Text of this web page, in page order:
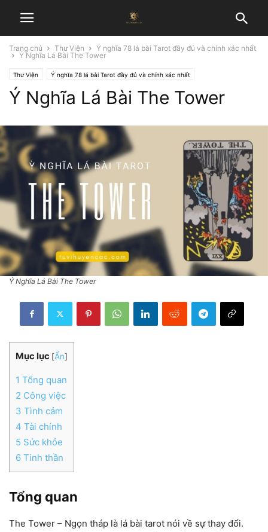
Trang chủ Thư Viện
Ý nghĩa 78 lá bài Tarot đầy đủ và chính xác nhất
Ý Nghĩa Lá Bài The Tower
Thư Viện Ý nghĩa 78 lá bài Tarot đầy đủ và chính xác nhất
Ý Nghĩa Lá Bài The Tower
Ý Nghĩa Lá Bài The Tower
Mục lục [Ẩn]
1 Tổng quan
2 Công việc
3 Tình cảm
4 Tài chính
5 Sức khỏe
6 Tinh thần
Tổng quan
The Tower – Ngọn tháp là lá bài tarot nói về sự thay đổi.